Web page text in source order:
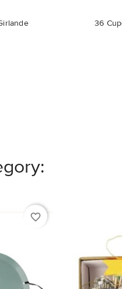
36
favorite_border